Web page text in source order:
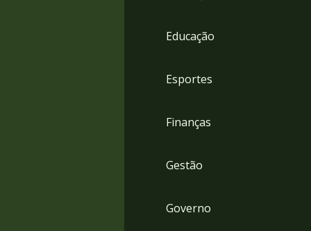
Educação
Esportes
Finanças
Gestão
Governo